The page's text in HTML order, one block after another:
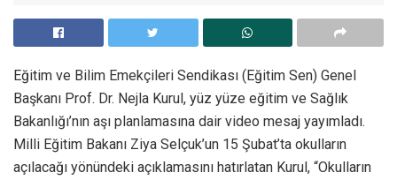
Eğitim ve Bilim Emekçileri Sendikası (Eğitim Sen) Genel
Başkanı Prof. Dr. Nejla Kurul, yüz yüze eğitim ve Sağlık
Bakanlığı’nın aşı planlamasına dair video mesaj yayımladı.
Milli Eğitim Bakanı Ziya Selçuk’un 15 Şubat’ta okulların
açılacağı yönündeki açıklamasını hatırlatan Kurul, “Okulların